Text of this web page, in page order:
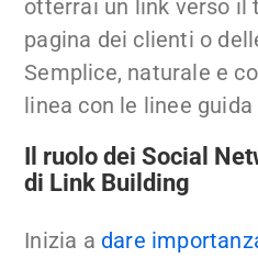
otterrai un link verso il
pagina dei clienti o
Semplice, naturale e
linea con le linee
Il ruolo dei Social
di Link Building
Inizia a dare